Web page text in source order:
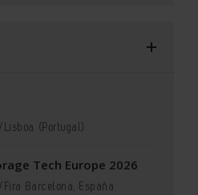
/ Lisboa (Portugal)
Tech Europe 2026
/ Fira Barcelona, España